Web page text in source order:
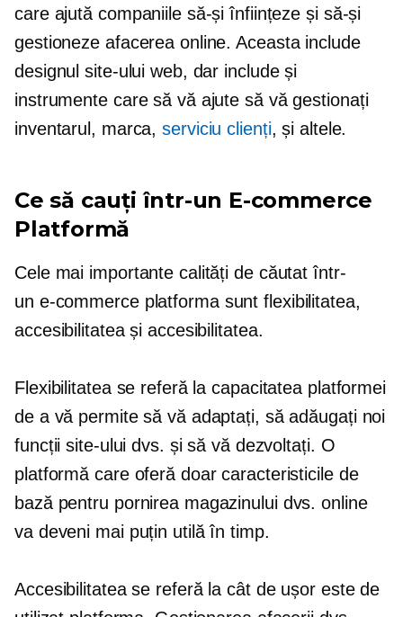
care ajută companiile să-și înființeze și să-și
gestioneze afacerea online. Aceasta include
designul site-ului web, dar include și
instrumente care să vă ajute să vă gestionați
inventarul, marca,serviciu clienți, și altele.
Ce să cauți într-un E-commerce
Platformă
Cele mai importante calități de căutat într-
un e-commerceplatforma sunt flexibilitatea,
accesibilitatea și accesibilitatea.
Flexibilitatea se referă la capacitatea platformei
de a vă permite să vă adaptați, să adăugați noi
funcții site-ului dvs. și să vă dezvoltați. O
platformă care oferă doar caracteristicile de
bază pentru pornirea magazinului dvs. online
va deveni mai puțin utilă în timp.
Accesibilitatea se referă la cât de ușor este de